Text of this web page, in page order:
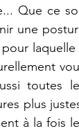
Que ce
une
laquelle
toutes
plus
à la fois